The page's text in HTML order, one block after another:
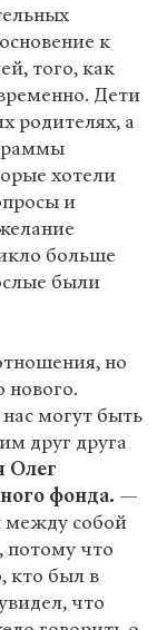
к
того, как
Дети
родителях, а
хотели
и
больше
были
но
могут быть
друг друга
Олег
фонда. —
между собой
что
кто был в
что